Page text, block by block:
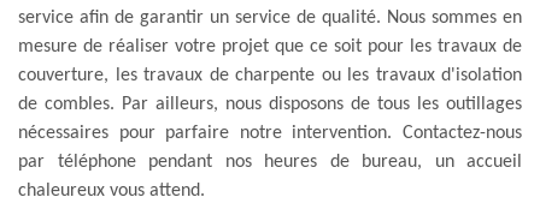
service afin de garantir un service de qualité. Nous sommes en
mesure de réaliser votre projet que ce soit pour les travaux de
couverture, les travaux de charpente ou les travaux d'isolation
de combles. Par ailleurs, nous disposons de tous les outillages
nécessaires pour parfaire notre intervention. Contactez-nous
par téléphone pendant nos heures de bureau, un accueil
chaleureux vous attend.